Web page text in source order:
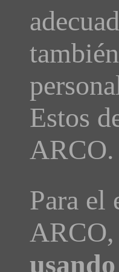
Estos
ARCO.
Para el
ARCO,